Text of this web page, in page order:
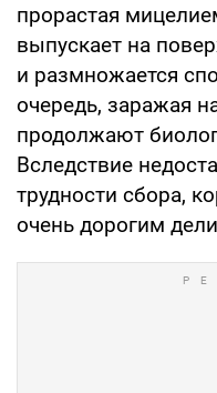
прорастая
выпускает на
и размножается
очередь, заражая
продолжают
Вследствие
трудности сбора,
очень дорогим